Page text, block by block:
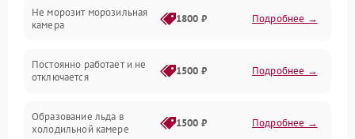
Дренаж
Не морозит морозильная
камера
1800 ₽ Подробнее →
Постоянно работает и не
отключается
1500 ₽ Подробнее →
Образование льда в
холодильной камере
1500 ₽ Подробнее →